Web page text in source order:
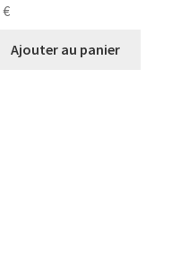
€
Ajouter au panier